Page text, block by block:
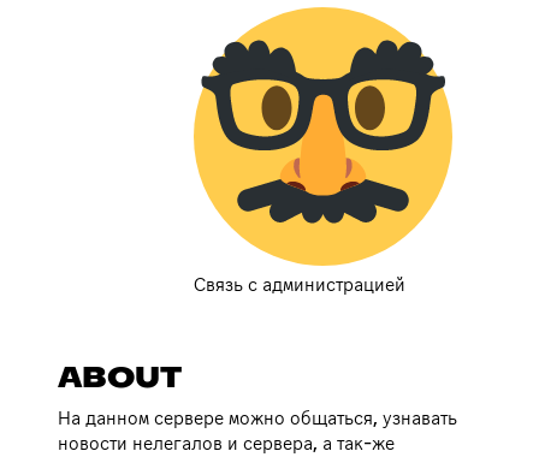
Связь с администрацией
ABOUT
На данном сервере можно общаться, узнавать
новости нелегалов и сервера, а так-же